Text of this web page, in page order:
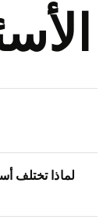
لماذا تختلف